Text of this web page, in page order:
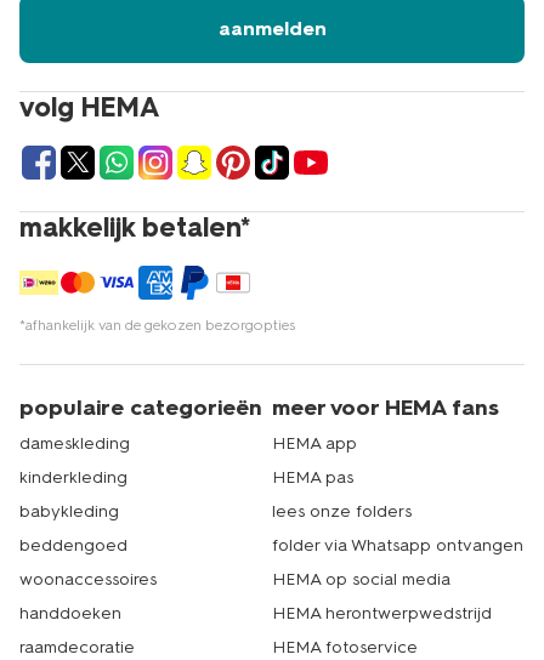
volg HEMA
makkelijk betalen*
*afhankelijk van de gekozen bezorgopties
aanmelden
populaire categorieën
dameskleding
kinderkleding
babykleding
beddengoed
woonaccessoires
handdoeken
raamdecoratie
meer voor HEMA fans
HEMA app
HEMA pas
lees onze folders
folder via Whatsapp ontvangen
HEMA op social media
HEMA herontwerpwedstrijd
HEMA fotoservice